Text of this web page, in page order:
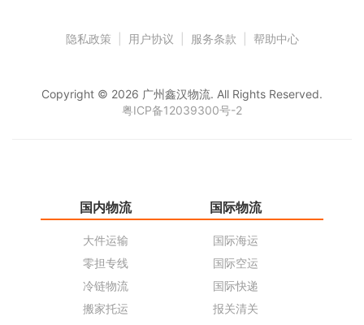
隐私政策 用户协议 服务条款 帮助中心
Copyright © 2026 广州鑫汉物流. All Rights Reserved.
粤ICP备12039300号-2
国内物流
大件运输
零担专线
冷链物流
搬家托运
国际物流
国际海运
国际空运
国际快递
报关清关